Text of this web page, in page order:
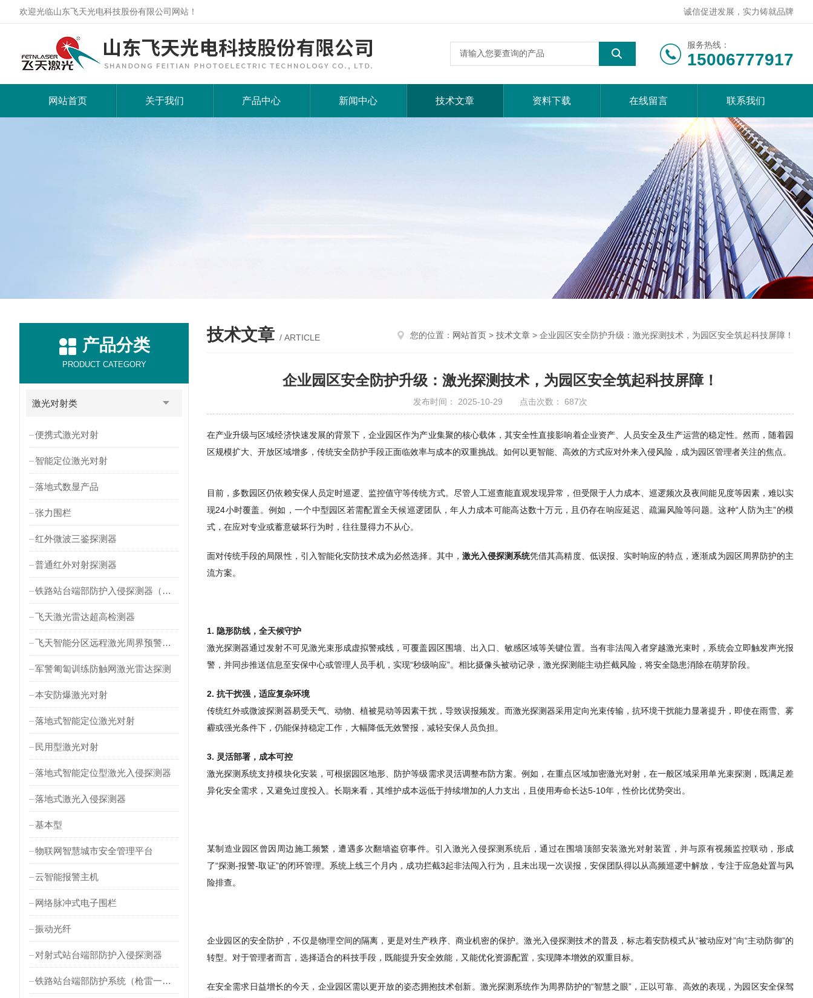
欢迎光临山东飞天光电科技股份有限公司网站！ 诚信促进发展，实力铸就品牌
服务热线：
15006777917
网站首页 关于我们 产品中心 新闻中心 技术文章 资料下载 在线留言 联系我们
产品分类
PRODUCT CATEGORY
激光对射类
便携式激光对射
智能定位激光对射
落地式数显产品
张力围栏
红外微波三鉴探测器
普通红外对射探测器
铁路站台端部防护入侵探测器（对射式）
飞天激光雷达超高检测器
飞天智能分区远程激光周界预警雷达
军警匍匐训练防触网激光雷达探测
本安防爆激光对射
落地式智能定位激光对射
民用型激光对射
落地式智能定位型激光入侵探测器
落地式激光入侵探测器
基本型
物联网智慧城市安全管理平台
云智能报警主机
网络脉冲式电子围栏
振动光纤
对射式站台端部防护入侵探测器
铁路站台端部防护系统（枪雷一体）
技术文章 / ARTICLE 您的位置： 网站首页 > 技术文章 > 企业园区安全防护升级：激光探测技术，为园区安全筑起科技屏障！
企业园区安全防护升级：激光探测技术，为园区安全筑起科技屏障！
发布时间： 2025-10-29 点击次数： 687次
在产业升级与区域经济快速发展的背景下，企业园区作为产业集聚的核心载体，其安全性直接影响着企业资产、人员安全及生产运营的稳定性。然而，随着园
区规模扩大、开放区域增多，传统安全防护手段正面临效率与成本的双重挑战。如何以更智能、高效的方式应对外来入侵风险，成为园区管理者关注的焦点。
目前，多数园区仍依赖安保人员定时巡逻、监控值守等传统方式。尽管人工巡查能直观发现异常，但受限于人力成本、巡逻频次及夜间能见度等因素，难以实
现24小时覆盖。例如，一个中型园区若需配置全天候巡逻团队，年人力成本可能高达数十万元，且仍存在响应延迟、疏漏风险等问题。这种“人防为主”的模
式，在应对专业或蓄意破坏行为时，往往显得力不从心。
面对传统手段的局限性，引入智能化安防技术成为必然选择。其中， 激光入侵探测系统凭借其高精度、低误报、实时响应的特点，逐渐成为园区周界防护的主
流方案。
1. 隐形防线，全天候守护
激光探测器通过发射不可见激光束形成虚拟警戒线，可覆盖园区围墙、出入口、敏感区域等关键位置。当有非法闯入者穿越激光束时，系统会立即触发声光报
警，并同步推送信息至安保中心或管理人员手机，实现“秒级响应”。相比摄像头被动记录，激光探测能主动拦截风险，将安全隐患消除在萌芽阶段。
2. 抗干扰强，适应复杂环境
传统红外或微波探测器易受天气、动物、植被晃动等因素干扰，导致误报频发。而激光探测器采用定向光束传输，抗环境干扰能力显著提升，即使在雨雪、雾
霾或强光条件下，仍能保持稳定工作，大幅降低无效警报，减轻安保人员负担。
3. 灵活部署，成本可控
激光探测系统支持模块化安装，可根据园区地形、防护等级需求灵活调整布防方案。例如，在重点区域加密激光对射，在一般区域采用单光束探测，既满足差
异化安全需求，又避免过度投入。长期来看，其维护成本远低于持续增加的人力支出，且使用寿命长达5-10年，性价比优势突出。
某制造业园区曾因周边施工频繁，遭遇多次翻墙盗窃事件。引入激光入侵探测系统后，通过在围墙顶部安装激光对射装置，并与原有视频监控联动，形成
了“探测-报警-取证”的闭环管理。系统上线三个月内，成功拦截3起非法闯入行为，且未出现一次误报，安保团队得以从高频巡逻中解放，专注于应急处置与风
险排查。
企业园区的安全防护，不仅是物理空间的隔离，更是对生产秩序、商业机密的保护。激光入侵探测技术的普及，标志着安防模式从“被动应对”向“主动防御”的
转型。对于管理者而言，选择适合的科技手段，既能提升安全效能，又能优化资源配置，实现降本增效的双重目标。
在安全需求日益增长的今天，企业园区需以更开放的姿态拥抱技术创新。激光探测系统作为周界防护的“智慧之眼”，正以可靠、高效的表现，为园区安全保驾